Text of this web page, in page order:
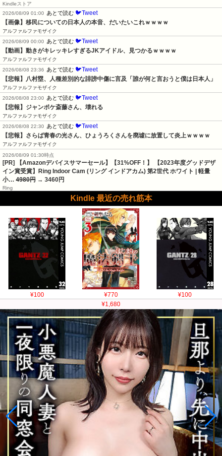
Kindleストア
2026/08/09 01:00
あとで読む 🐦Tweet
【画像】移民についての日本人の本音、だいたいこれｗｗｗｗ
アルファルファモザイク
2026/08/09 00:00
あとで読む 🐦Tweet
【動画】動きがキレッキレすぎるJKアイドル、見つかるｗｗｗｗ
アルファルファモザイク
2026/08/08 23:36
あとで読む 🐦Tweet
【悲報】八村塁、人種差別的な誹謗中傷に言及「誰が何と言おうと僕は日本人」
アルファルファモザイク
2026/08/08 23:00
あとで読む 🐦Tweet
【悲報】ジャンポケ斎藤さん、壊れる
アルファルファモザイク
2026/08/08 22:30
あとで読む 🐦Tweet
【悲報】さらば青春の光さん、ひょうろくさんを廃墟に放置して炎上ｗｗｗｗ
アルファルファモザイク
2026/08/09 01:30時点
[PR] 【Amazonデバイスサマーセール】【31%OFF！】 【2023年度グッドデザ
イン賞受賞】Ring Indoor Cam (リング インドアカム) 第2世代 ホワイト | 軽量
小… 4980円 → 3460円
Ring
Kindle 最近の売れ筋本
¥100 ¥770
¥100
¥1,680